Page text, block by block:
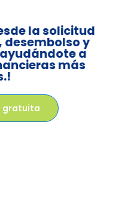
la solicitud
y
a
más
gratuita